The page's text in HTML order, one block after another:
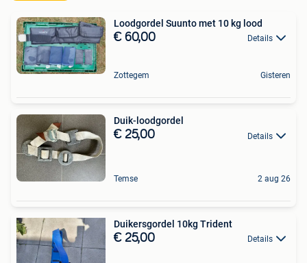
Loodgordel Suunto met 10 kg lood
€ 60,00 Details
Zottegem Gisteren
Duik-loodgordel
€ 25,00 Details
Temse 2 aug 26
Duikersgordel 10kg Trident
€ 25,00 Details